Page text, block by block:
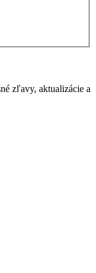
zľavy, aktualizácie a